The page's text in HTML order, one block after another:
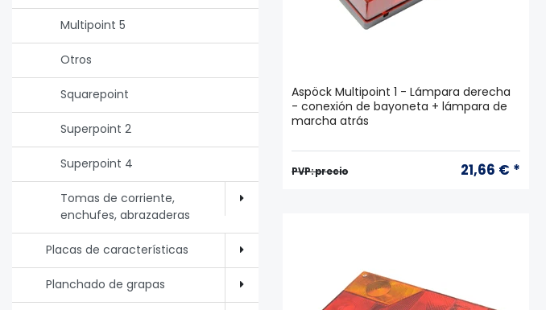
Multipoint 5
Otros
Squarepoint
Superpoint 2
Superpoint 4
Tomas de corriente,
enchufes, abrazaderas
Placas de características
Planchado de grapas
Aspöck Multipoint 1 - Lámpara derecha
- conexión de bayoneta + lámpara de
marcha atrás
PVP: precio 21,66 € *